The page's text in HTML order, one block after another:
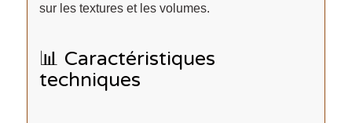
sur les textures et les volumes.
📊 Caractéristiques
techniques